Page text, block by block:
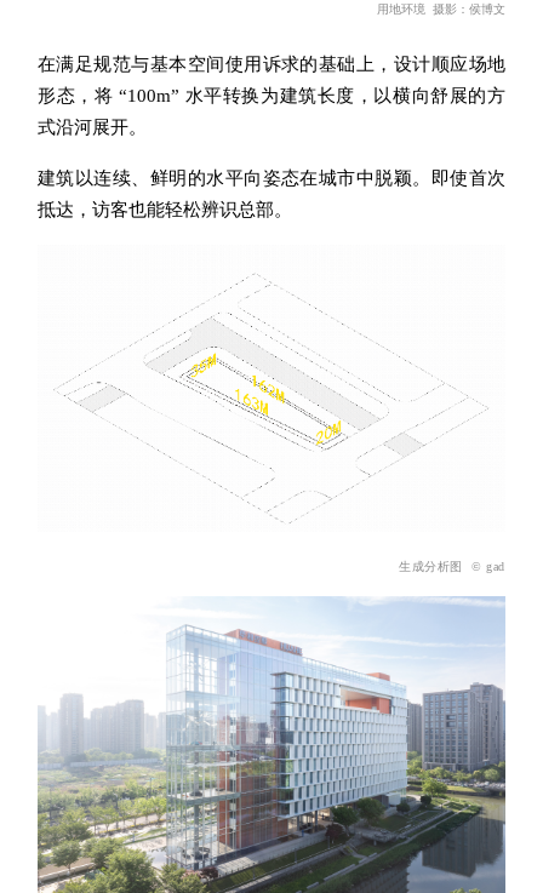
用地环境 摄影： 侯博文
在满足规范与基本空间使用诉求的基础上，设计顺应场地
形态，将 “100m” 水平转换为建筑长度，以横向舒展的方
式沿河展开。
建筑以连续、鲜明的水平向姿态在城市中脱颖。即使首次
抵达，访客也能轻松辨识总部。
生成分析图 © gad